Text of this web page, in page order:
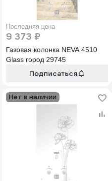
Последняя цена
9 373 ₽
Газовая колонка NEVA 4510
Glass город 29745
Подписаться
Нет в наличии